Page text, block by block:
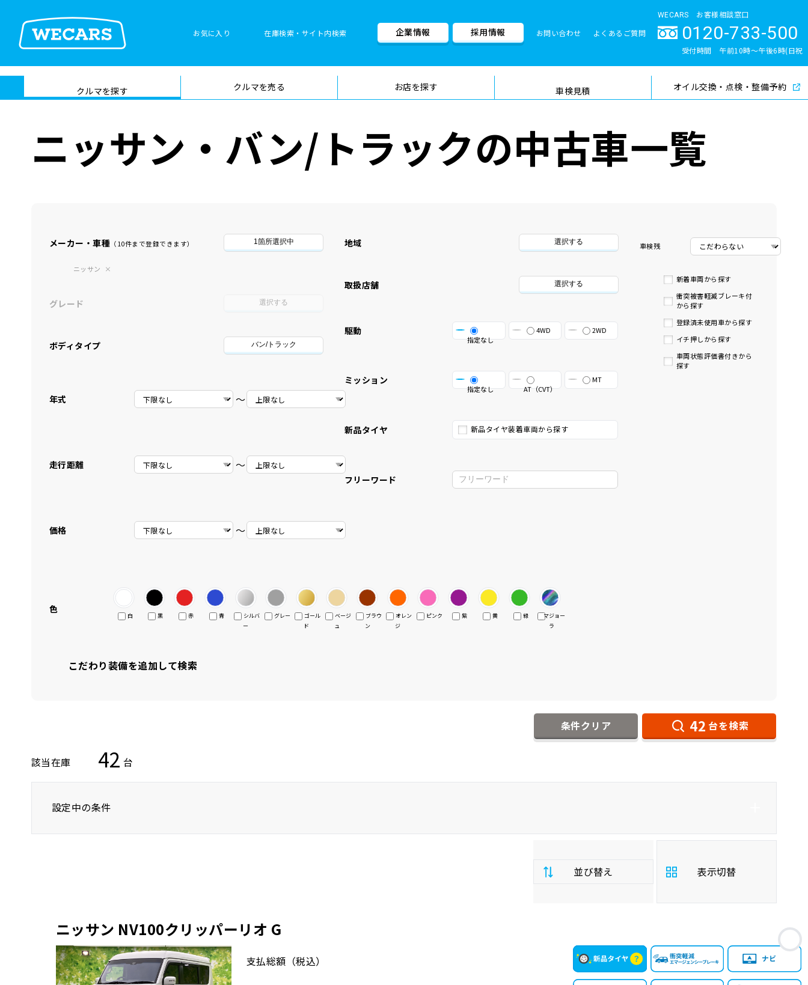
お気に入り 在庫検索・サイト内検索
在庫検索
サイト内検
索
検索
企業情報 採用情報 お問い合わせ よくあるご質問
WECARS お客様相談窓口
0120-733-500
受付時間 午前10時〜午後6時(日祝
クルマを探す クルマを売る お店を探す 車検見積
車検料金・メニュー 品質管理とサポート体制
オイル交換・点検・整備予約
ニッサン・バン/トラックの中古車一覧
メーカー・車種 （10件まで登録できます） 1箇所選択中
ニッサン
グレード 選択する
ボディタイプ バン/トラック
年式 〜
走行距離 〜
価格 〜
地域 選択する
取扱店舗 選択する
駆動
指定なし
4WD 2WD
ミッション
指定なし AT（CVT）
MT
新品タイヤ 新品タイヤ装着車両から探す
フリーワード
車検残
新着車両から探す
衝突被害軽減ブレーキ付
から探す
登録済未使用車から探す
イチ押しから探す
車両状態評価書付きから
探す
色
白 黒 赤 青
シルバ
ー
グレー
ゴール
ド
ベージ
ュ
ブラウ
ン
オレン
ジ
ピンク 紫 黄 緑
マジョー
ラ
こだわり装備を追加して検索
条件クリア 42 台を検索
該当在庫 42 台
設定中の条件
並び替え
払
総
安い順 高い順
表示切替
お
ニッサン NV100クリッパーリオ G
支払総額 （税込）